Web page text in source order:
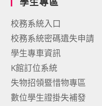
校務系統入口
校務系統密碼遺失申請
學生專車資訊
K館訂位系統
失物招領暨惜物專區
數位學生證掛失補發